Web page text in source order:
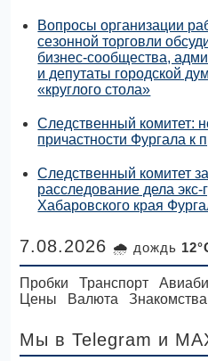
Вопросы организации
сезонной торговли
бизнес-сообщества,
и депутаты городской
«круглого стола»
Следственный комитет:
причастности Фургала к
Следственный комитет
расследование дела экс-
Хабаровского края
7.08.2026 🌧 дождь
Пробки Транспорт
Цены
Валюта Знакомства
Мы в Telegram и